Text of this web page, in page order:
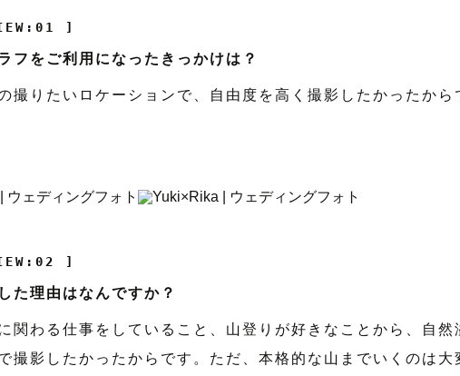
]
フをご利用になったきっかけは？
撮りたいロケーションで、自由度を高く撮影したかったから
]
た理由はなんですか？
関わる仕事をしていること、山登りが好きなことから、自然
撮影したかったからです。ただ、本格的な山までいくのは大